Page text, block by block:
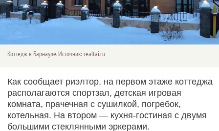
Коттедж в Барнауле. Источник: realtai.ru
Как сообщает риэлтор, на первом этаже коттеджа
располагаются спортзал, детская игровая
комната, прачечная с сушилкой, погребок,
котельная. На втором — кухня-гостиная с двумя
большими стеклянными эркерами.